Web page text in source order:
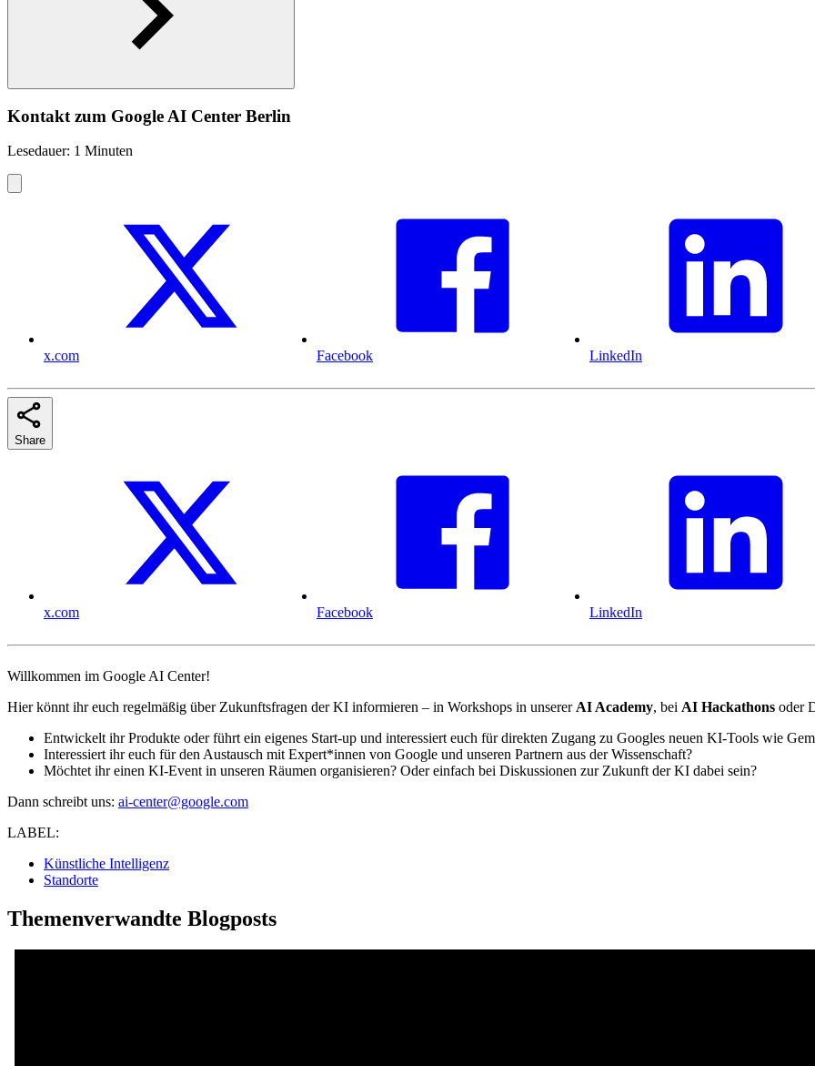
Kontakt zum Google AI Center Berlin
Lesedauer: 1 Minuten
x.com Facebook LinkedIn
Share
x.com Facebook LinkedIn
Willkommen im Google AI Center!
Hier könnt ihr euch regelmäßig über Zukunftsfragen der KI informieren – in Workshops in unsererAI Academy, bei AI Hackathons oder
Entwickelt ihr Produkte oder führt ein eigenes Start-up und interessiert euch für direkten Zugang zu Googles neuen KI-Tools wie
Interessiert ihr euch für den Austausch mit Expert*innen von Google und unseren Partnern aus der Wissenschaft?
Möchtet ihr einen KI-Event in unseren Räumen organisieren? Oder einfach bei Diskussionen zur Zukunft der KI dabei sein?
Dann schreibt uns: ai-center@google.com
LABEL:
Künstliche Intelligenz
Standorte
Themenverwandte Blogposts